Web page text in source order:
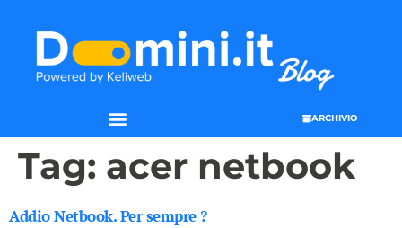
ARCHIVIO
Tag: acer netbook
Addio Netbook. Per sempre ?